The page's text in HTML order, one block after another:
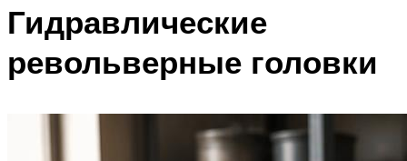
Гидравлические
револьверные головки